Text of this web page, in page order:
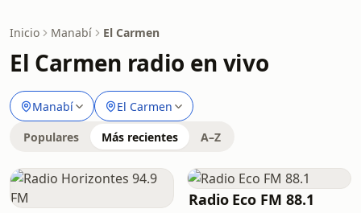
Inicio Manabí El Carmen
El Carmen radio en vivo
Manabí El Carmen
Populares Más recientes A–Z
Radio Eco FM 88.1